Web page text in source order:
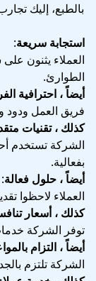
بالطبع، إليك
استجابة سريعة:
العملاء يثنون
الطوارئ.
أيضاً ، احترافية
فريق العمل ودود
كذلك ، تقنيات
الشركة تستخدم
بفعالية.
أيضاً ، حلول فعالة:
العملاء لاحظوا
كذلك ، أسعار
توفر الشركة
أيضاً ، التزام
الشركة تلتزم